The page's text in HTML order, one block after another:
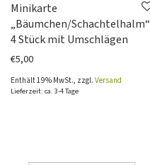
Minikarte
„Bäumchen/Schachtelhalm“
4 Stück mit Umschlägen
€5,00
Enthält 19% MwSt., zzgl. Versand
Lieferzeit: ca. 3-4 Tage